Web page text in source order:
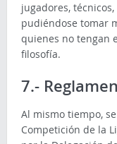
jugadores,
pudiéndose tomar
quienes no tengan
filosofía.
7.-
Al mismo tiempo,
Competición de la